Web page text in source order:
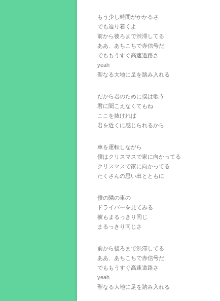
もう少し時間がかかるさ
でも辿り着くよ
前から後ろまで渋滞してる
ああ、あちこちで赤信号だ
でももうすぐ高速道路さ
yeah
聖なる大地に足を踏み入れる
だから君のために僕は歌う
君に聞こえなくてもね
ここを抜ければ
君を近くに感じられるから
車を運転しながら
僕はクリスマスで家に向かってる
クリスマスで家に向かってる
たくさんの思い出とともに
僕の隣の車の
ドライバーを見てみる
彼もまるっきり同じ
まるっきり同じさ
前から後ろまで渋滞してる
ああ、あちこちで赤信号だ
でももうすぐ高速道路さ
yeah
聖なる大地に足を踏み入れる